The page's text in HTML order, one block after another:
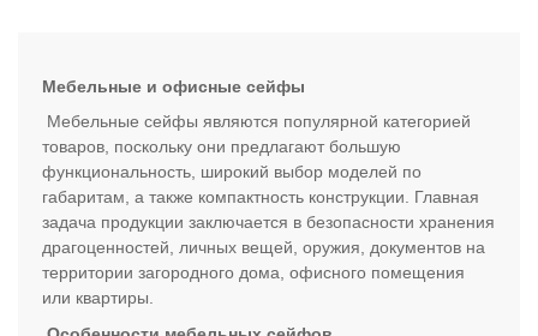
Мебельные и офисные сейфы
Мебельные сейфы являются популярной категорией
товаров, поскольку они предлагают большую
функциональность, широкий выбор моделей по
габаритам, а также компактность конструкции. Главная
задача продукции заключается в безопасности хранения
драгоценностей, личных вещей, оружия, документов на
территории загородного дома, офисного помещения
или квартиры.